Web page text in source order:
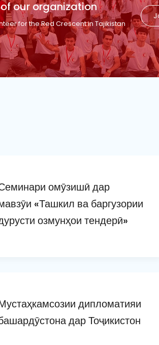
our organization
for the Red Crescent in Tajikistan
омӯзишӣ дар
«Ташкил ва баргузории
озмунҳои тендерӣ»
дипломатияи
дар Тоҷикистон